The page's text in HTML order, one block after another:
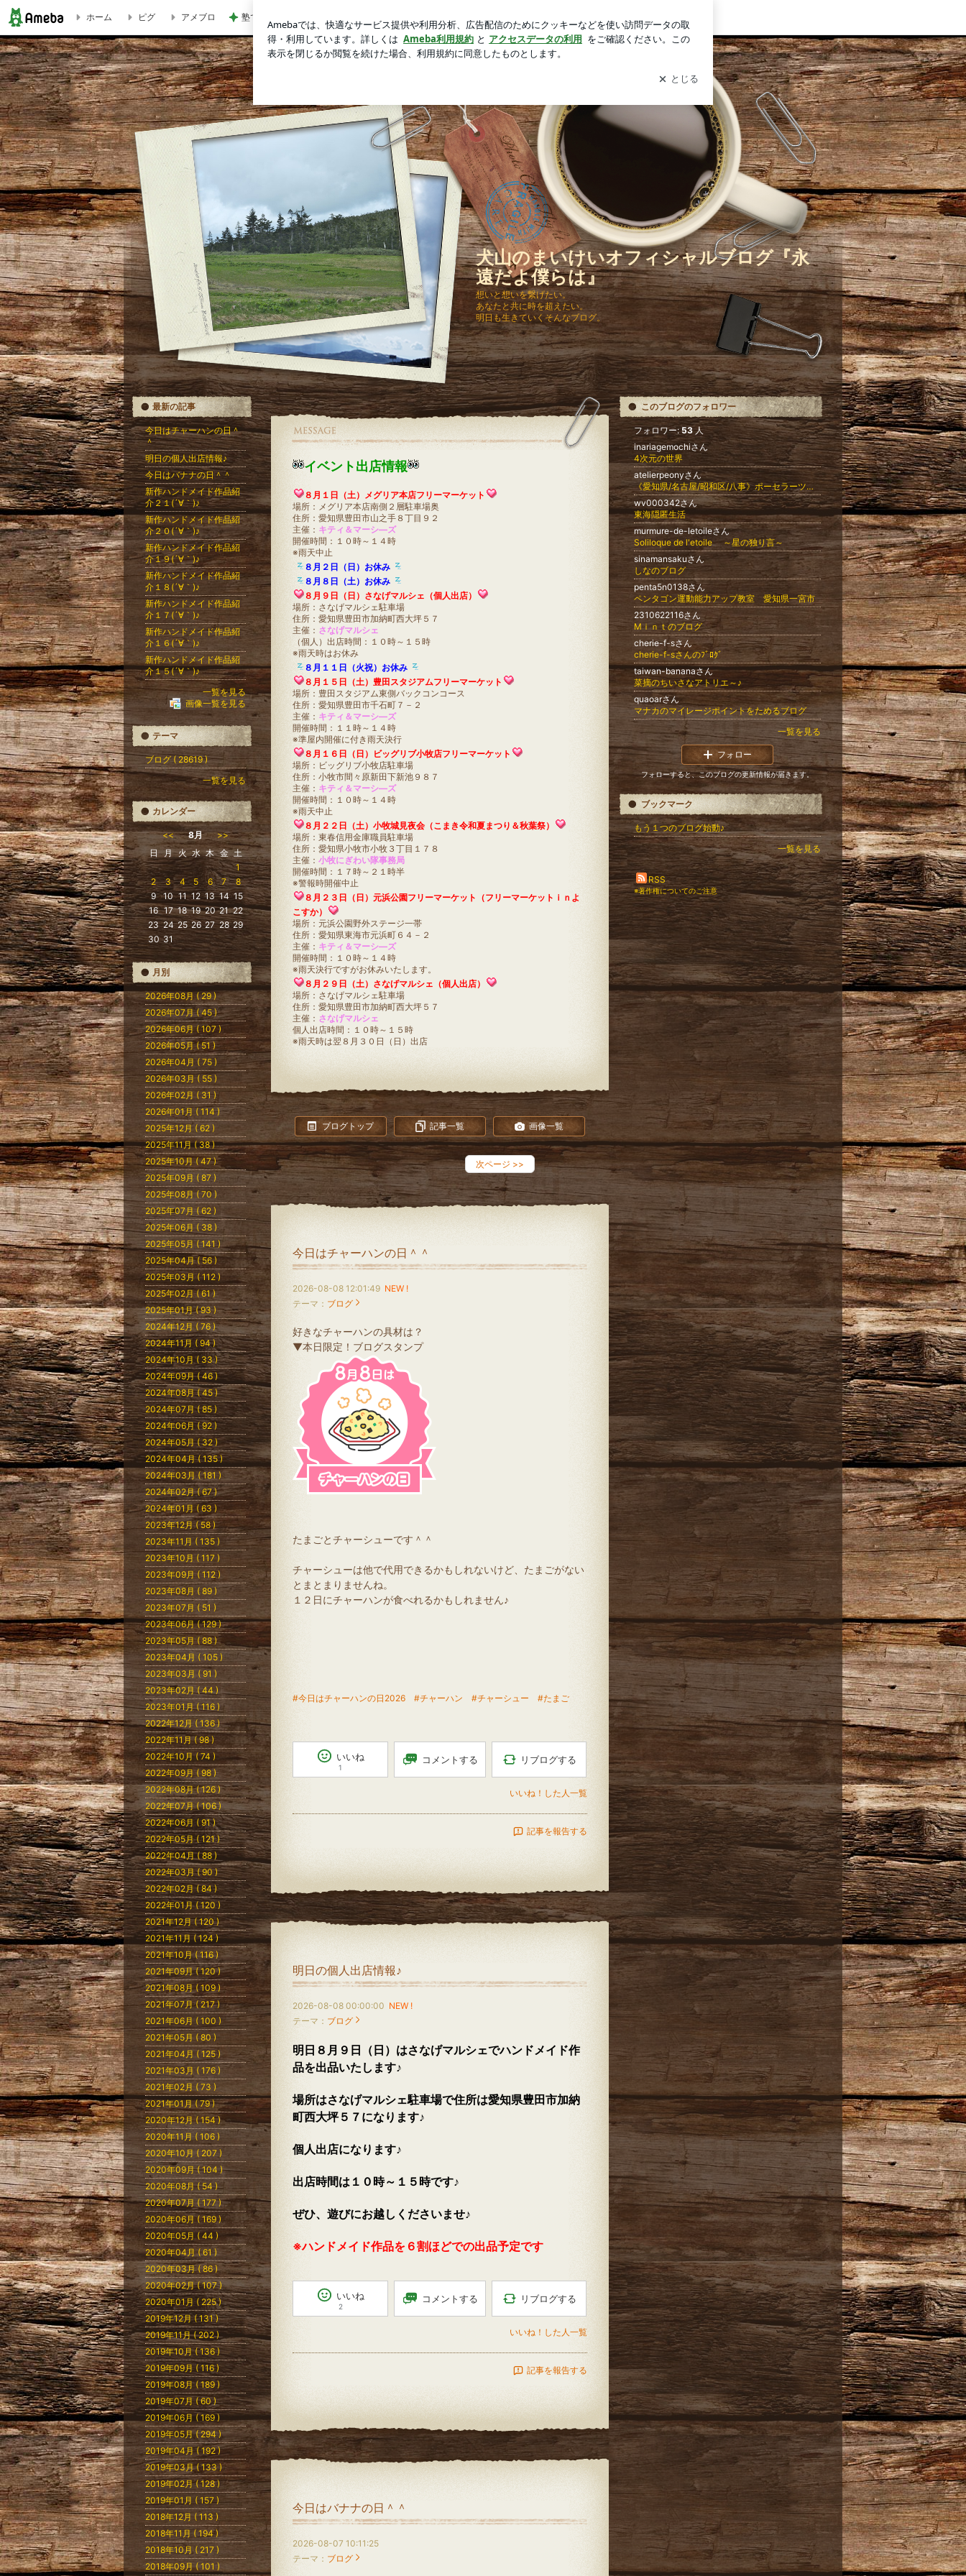
犬山のまいけいオフィシャルブログ『永遠だよ僕らは』
ホーム ピグ アメブロ 塾での初めての訳が分からないテスト 新規登録 ログイン
犬山のまいけいオフィシャルブログ『永
遠だよ僕らは』
想いと想いを繋げたい。
あなたと共に時を超えたい。
明日も生きていくそんなブログ。
イベント出店情報
８月１日（土）メグリア本店フリーマーケット
場所：メグリア本店南側２層駐車場奥
住所：愛知県豊田市山之手８丁目９２
主催： キティ＆マーシ―ズ
開催時間：１０時～１４時
※雨天中止
８月２日（日）お休み
８月８日（土）お休み
８月９日（日）さなげマルシェ（個人出店）
場所：さなげマルシェ駐車場
住所：愛知県豊田市加納町西大坪５７
主催： さなげマルシェ
（個人）出店時間：１０時～１５時
※雨天時はお休み
８月１１日（火祝）お休み
８月１５日（土）豊田スタジアムフリーマーケット
場所：豊田スタジアム東側バックコンコース
住所：愛知県豊田市千石町７－２
主催： キティ＆マーシ―ズ
開催時間：１１時～１４時
※準屋内開催に付き雨天決行
８月１６日（日）ビッグリブ小牧店フリーマーケット
場所：ビッグリブ小牧店駐車場
住所：小牧市間々原新田下新池９８７
主催： キティ＆マーシ―ズ
開催時間：１０時～１４時
※雨天中止
８月２２日（土）小牧城見夜会（こまき令和夏まつり＆秋葉祭）
場所：東春信用金庫職員駐車場
住所：愛知県小牧市小牧３丁目１７８
主催： 小牧にぎわい隊事務局
開催時間：１７時～２１時半
※警報時開催中止
８月２３日（日）元浜公園フリーマーケット（フリーマーケットｉｎよ
こすか）
場所：元浜公園野外ステージ一帯
住所：愛知県東海市元浜町６４－２
主催： キティ＆マーシ―ズ
開催時間：１０時～１４時
※雨天決行ですがお休みいたします。
８月２９日（土）さなげマルシェ（個人出店）
場所：さなげマルシェ駐車場
住所：愛知県豊田市加納町西大坪５７
主催： さなげマルシェ
個人出店時間：１０時～１５時
※雨天時は翌８月３０日（日）出店
ブログトップ 記事一覧 画像一覧
次ページ >>
今日はチャーハンの日＾＾
2026-08-08 12:01:49 NEW !
テーマ： ブログ
好きなチャーハンの具材は？
▼本日限定！ブログスタンプ
たまごとチャーシューです＾＾
チャーシューは他で代用できるかもしれないけど、たまごがない
とまとまりませんね。
１２日にチャーハンが食べれるかもしれません♪
#今日はチャーハンの日2026 #チャーハン #チャーシュー #たまご
いいね
1
コメントする リブログする
いいね！した人一覧
記事を報告する
明日の個人出店情報♪
2026-08-08 00:00:00 NEW !
テーマ： ブログ
明日８月９日（日）はさなげマルシェでハンドメイド作
品を出品いたします♪
場所はさなげマルシェ駐車場で住所は愛知県豊田市加納
町西大坪５７になります♪
個人出店になります♪
出店時間は１０時～１５時です♪
ぜひ、遊びにお越しくださいませ♪
※ハンドメイド作品を６割ほどでの出品予定です
いいね
2
コメントする リブログする
いいね！した人一覧
記事を報告する
今日はバナナの日＾＾
2026-08-07 10:11:25
テーマ： ブログ
このブログのフォロワー
フォロワー:53人
inariagemochiさん
4次元の世界
atelierpeonyさん
《愛知県/名古屋/昭和区/八事》ポーセラーツサロン❇︎atelier peony（アトリエ ピオニー）rika
wv000342さん
東海隠匿生活
murmure-de-letoileさん
Soliloque de l'etoile ～星の独り言～
sinamansakuさん
しなのブログ
penta5n0138さん
ペンタゴン運動能力アップ教室 愛知県一宮市
2310622116さん
Mｉｎｔのブログ
cherie-f-sさん
cherie-f-sさんのﾌﾞﾛｸﾞ
taiwan-bananaさん
菜摘のちいさなアトリエ～♪
quaoarさん
マナカのマイレージポイントをためるブログ
一覧を見る
フォロー
フォローすると、このブログの更新情報が届きます。
ブックマーク
もう１つのブログ始動♪
一覧を見る
RSS
※著作権についてのご注意
最新の記事
今日はチャーハンの日＾
＾
明日の個人出店情報♪
今日はバナナの日＾＾
新作ハンドメイド作品紹
介２１(´∀｀)♪
新作ハンドメイド作品紹
介２０(´∀｀)♪
新作ハンドメイド作品紹
介１９(´∀｀)♪
新作ハンドメイド作品紹
介１８(´∀｀)♪
新作ハンドメイド作品紹
介１７(´∀｀)♪
新作ハンドメイド作品紹
介１６(´∀｀)♪
新作ハンドメイド作品紹
介１５(´∀｀)♪
一覧を見る
画像一覧を見る
テーマ
ブログ ( 28619 )
一覧を見る
カレンダー
<< 8月
>>
日
月 火 水 木 金 土
1
2
3 4 5 6 7
8
9
10 11 12 13 14 15
16 17 18 19 20 21 22
23 24 25 26 27 28 29
30 31
月別
2026年08月 ( 29 )
2026年07月 ( 45 )
2026年06月 ( 107 )
2026年05月 ( 51 )
2026年04月 ( 75 )
2026年03月 ( 55 )
2026年02月 ( 31 )
2026年01月 ( 114 )
2025年12月 ( 62 )
2025年11月 ( 38 )
2025年10月 ( 47 )
2025年09月 ( 87 )
2025年08月 ( 70 )
2025年07月 ( 62 )
2025年06月 ( 38 )
2025年05月 ( 141 )
2025年04月 ( 56 )
2025年03月 ( 112 )
2025年02月 ( 61 )
2025年01月 ( 93 )
2024年12月 ( 76 )
2024年11月 ( 94 )
2024年10月 ( 33 )
2024年09月 ( 46 )
2024年08月 ( 45 )
2024年07月 ( 85 )
2024年06月 ( 92 )
2024年05月 ( 32 )
2024年04月 ( 135 )
2024年03月 ( 181 )
2024年02月 ( 67 )
2024年01月 ( 63 )
2023年12月 ( 58 )
2023年11月 ( 135 )
2023年10月 ( 117 )
2023年09月 ( 112 )
2023年08月 ( 89 )
2023年07月 ( 51 )
2023年06月 ( 129 )
2023年05月 ( 88 )
2023年04月 ( 105 )
2023年03月 ( 91 )
2023年02月 ( 44 )
2023年01月 ( 116 )
2022年12月 ( 136 )
2022年11月 ( 98 )
2022年10月 ( 74 )
2022年09月 ( 98 )
2022年08月 ( 126 )
2022年07月 ( 106 )
2022年06月 ( 91 )
2022年05月 ( 121 )
2022年04月 ( 88 )
2022年03月 ( 90 )
2022年02月 ( 84 )
2022年01月 ( 120 )
2021年12月 ( 120 )
2021年11月 ( 124 )
2021年10月 ( 116 )
2021年09月 ( 120 )
2021年08月 ( 109 )
2021年07月 ( 217 )
2021年06月 ( 100 )
2021年05月 ( 80 )
2021年04月 ( 125 )
2021年03月 ( 176 )
2021年02月 ( 73 )
2021年01月 ( 79 )
2020年12月 ( 154 )
2020年11月 ( 106 )
2020年10月 ( 207 )
2020年09月 ( 104 )
2020年08月 ( 54 )
2020年07月 ( 177 )
2020年06月 ( 169 )
2020年05月 ( 44 )
2020年04月 ( 61 )
2020年03月 ( 86 )
2020年02月 ( 107 )
2020年01月 ( 225 )
2019年12月 ( 131 )
2019年11月 ( 202 )
2019年10月 ( 136 )
2019年09月 ( 116 )
2019年08月 ( 189 )
2019年07月 ( 60 )
2019年06月 ( 169 )
2019年05月 ( 294 )
2019年04月 ( 192 )
2019年03月 ( 133 )
2019年02月 ( 128 )
2019年01月 ( 157 )
2018年12月 ( 113 )
2018年11月 ( 194 )
2018年10月 ( 217 )
2018年09月 ( 101 )